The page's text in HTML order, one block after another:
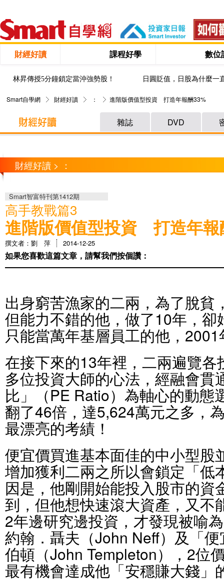
財經好讀 課程好學 數位
林昇傳授5分鐘鎖定當沖強勢股！ 日圓貶值，日股為什麼一
Smart自學網 財經好讀 ： 進階版價值型投資 打造年報酬33%
雜誌 DVD
財經好讀 > ：
Smart智富特刊第1412期
高手教戰篇3
進階版價值型投資 打造年報
撰文者：劉 萍 2014-12-25
如果您喜歡這篇文章，請幫我們按個讚：
出身窮苦漁家的二兩，為了脫貧
但能力不錯的他，做了10年，
只能當萬年基層員工的他，
在接下來的13年裡，二兩遍覽
多位投資大師的心法，經融會貫
比」（PE Ratio）為軸心的動態
翻了46倍，達5,624萬元之多，
最漂亮的考績！
便宜價買進基本面佳的中小型股
增加獲利二兩之所以會鎖定「低
因是，他剛開始能投入股市的資
到，但他想快速滾大資產，又不
2年邊研究邊投資，才發現被喻
約翰．聶夫（John Neff）及「
伯頓（John Templeton），2位
最有機會達成他「安穩賺大錢」